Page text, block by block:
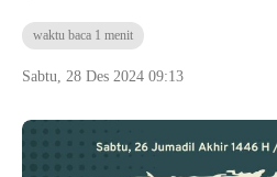
waktu baca 1 menit
Sabtu, 28 Des 2024 09:13